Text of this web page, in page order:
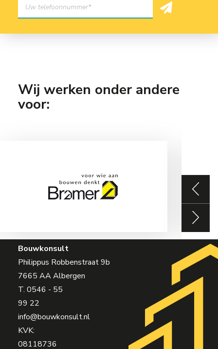
Wij werken onder andere
voor:
Bouwkonsult
Philippus Robbenstraat 9b
7665 AA Albergen
T.0546 - 55
99 22
info@bouwkonsult.nl
KVK:
08118736